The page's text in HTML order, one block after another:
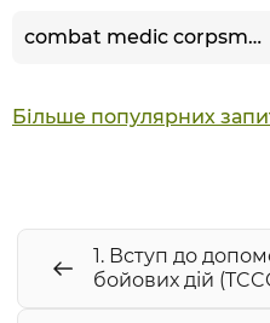
combat medic corpsman
Більше популярних
1. Вступ до
бойових дій